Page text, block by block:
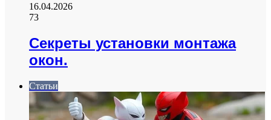
16.04.2026
73
Секреты установки монтажа
окон.
Статьи